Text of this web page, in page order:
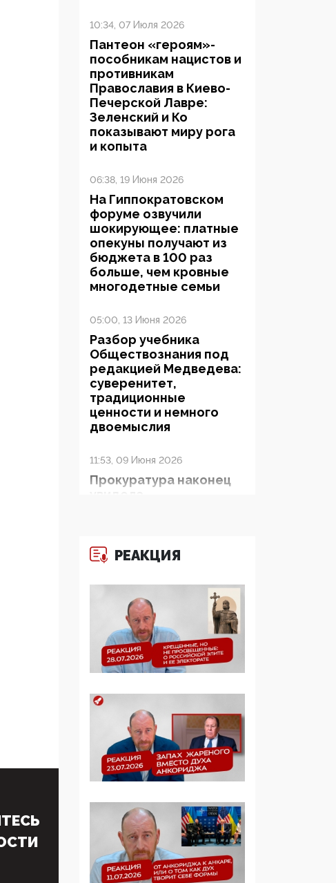
10:34, 07 Июля 2026
Пантеон «героям»-
пособникам нацистов и
противникам
Православия в Киево-
Печерской Лавре:
Зеленский и Ко
показывают миру рога
и копыта
06:38, 19 Июня 2026
На Гиппократовском
форуме озвучили
шокирующее: платные
опекуны получают из
бюджета в 100 раз
больше, чем кровные
многодетные семьи
05:00, 13 Июня 2026
Разбор учебника
Обществознания под
редакцией Медведева:
суверенитет,
традиционные
ценности и немного
двоемыслия
11:53, 09 Июня 2026
Прокуратура наконец
цифроглобалисты
продолжают
определять повестку в
образовании
09:43, 01 Июня 2026
5G за счет здоровья
граждан: Минцифры
регионов и
муниципалитетов право
защищать жилые дома
и социальные объекты
от ЭМИ
05:58, 26 Мая 2026
Роскомнадзор
освободили от борца с
деструктивным и
опасным контентом
РЕАКЦИЯ